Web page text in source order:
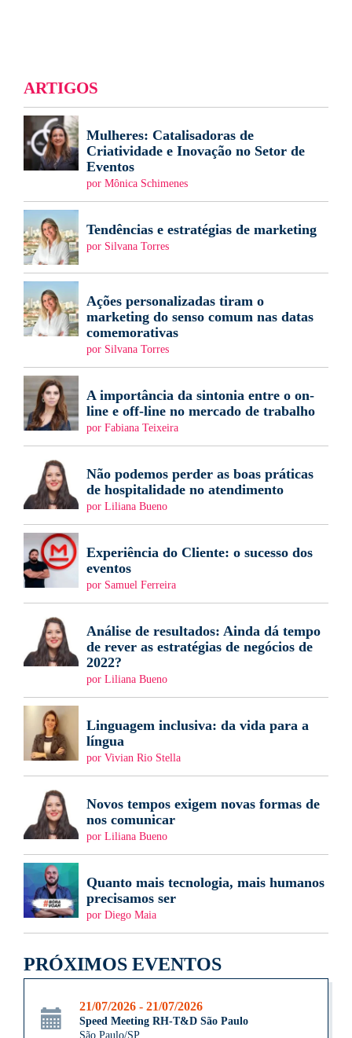
ARTIGOS
Mulheres: Catalisadoras de
Criatividade e Inovação no Setor de
Eventos
por Mônica Schimenes
Tendências e estratégias de marketing
por Silvana Torres
Ações personalizadas tiram o
marketing do senso comum nas datas
comemorativas
por Silvana Torres
A importância da sintonia entre o on-
line e off-line no mercado de trabalho
por Fabiana Teixeira
Não podemos perder as boas práticas
de hospitalidade no atendimento
por Liliana Bueno
Experiência do Cliente: o sucesso dos
eventos
por Samuel Ferreira
Análise de resultados: Ainda dá tempo
de rever as estratégias de negócios de
2022?
por Liliana Bueno
Linguagem inclusiva: da vida para a
língua
por Vivian Rio Stella
Novos tempos exigem novas formas de
nos comunicar
por Liliana Bueno
Quanto mais tecnologia, mais humanos
precisamos ser
por Diego Maia
PRÓXIMOS EVENTOS
21/07/2026 - 21/07/2026
Speed Meeting RH-T&D São Paulo
São Paulo/SP